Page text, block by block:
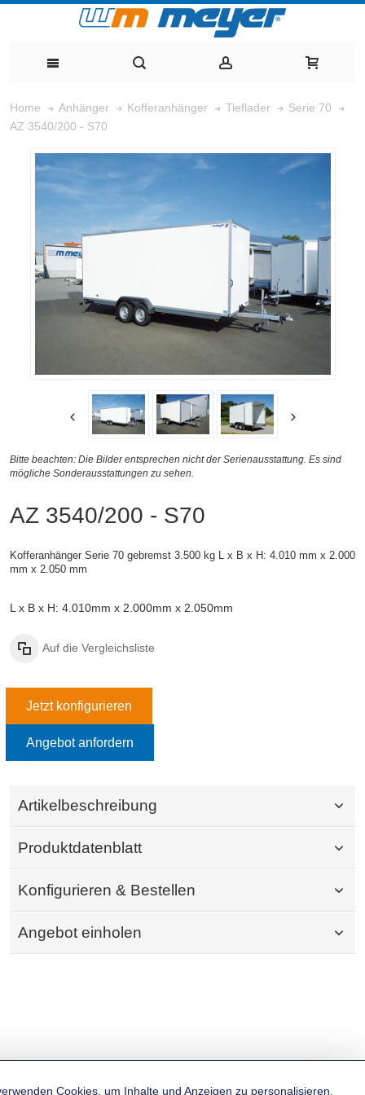
Home Anhänger Kofferanhänger Tieflader
Serie 70
AZ 3540/200 - S70
Bitte beachten: Die Bilder entsprechen nicht der Serienausstattung. Es sind
mögliche Sonderausstattungen zu sehen.
AZ 3540/200 - S70
Kofferanhänger Serie 70 gebremst 3.500 kg L x B x H: 4.010 mm x 2.000
mm x 2.050 mm
L x B x H: 4.010mm x 2.000mm x 2.050mm
Auf die Vergleichsliste
Jetzt konfigurieren
Angebot anfordern
Artikelbeschreibung
Produktdatenblatt
Konfigurieren & Bestellen
Angebot einholen
Cookies, um Inhalte und Anzeigen zu personalisieren,